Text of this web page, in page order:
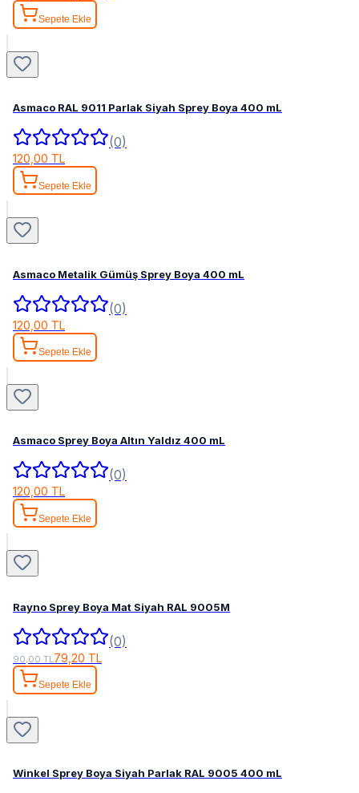
Sepete Ekle
Asmaco RAL 9011 Parlak Siyah Sprey Boya 400 mL
(0)
120,00 TL
Sepete Ekle
Asmaco Metalik Gümüş Sprey Boya 400 mL
(0)
120,00 TL
Sepete Ekle
Asmaco Sprey Boya Altın Yaldız 400 mL
(0)
120,00 TL
Sepete Ekle
Rayno Sprey Boya Mat Siyah RAL 9005M
(0)
90,00 TL79,20 TL
Sepete Ekle
Winkel Sprey Boya Siyah Parlak RAL 9005 400 mL